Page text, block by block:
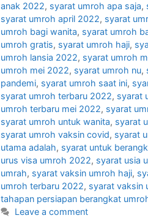
anak 2022, syarat umroh apa saja,
syarat umroh april 2022, syarat
umroh bagi wanita, syarat umroh
umroh gratis, syarat umroh haji,
umroh lansia 2022, syarat umroh
umroh mei 2022, syarat umroh nu,
pandemi, syarat umroh saat ini,
syarat umroh terbaru 2022, syarat
umroh terbaru mei 2022, syarat
syarat umroh untuk wanita, syarat
syarat umroh vaksin covid, syarat
utama adalah, syarat untuk
urus visa umroh 2022, syarat usia
umrah, syarat vaksin umroh haji,
umroh terbaru 2022, syarat vaksin
tahapan persiapan berangkat
Leave a comment